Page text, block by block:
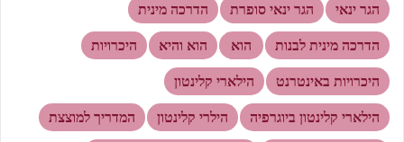
הגר ינאי הגר ינאי סופרת הדרכה מינית
הדרכה מינית לבנות הוא הוא והיא היכרויות
היכרויות באינטרנט הילארי קלינטון
הילארי קלינטון ביוגרפיה הילרי קלינטון המדריך למוצצת